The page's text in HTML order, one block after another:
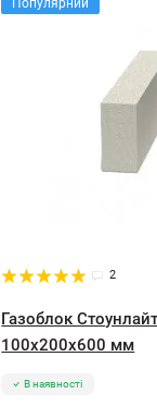
Популярний
2
Газоблок
100x200x600 мм
В наявності